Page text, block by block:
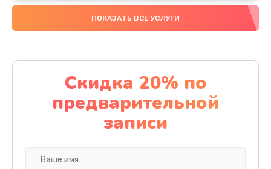
Замена южного моста
1950 руб.
Чистка от пыли
1060 руб.
Заказать
ПОКАЗАТЬ ВСЕ УСЛУГИ
Скидка 20% по
предварительной
записи